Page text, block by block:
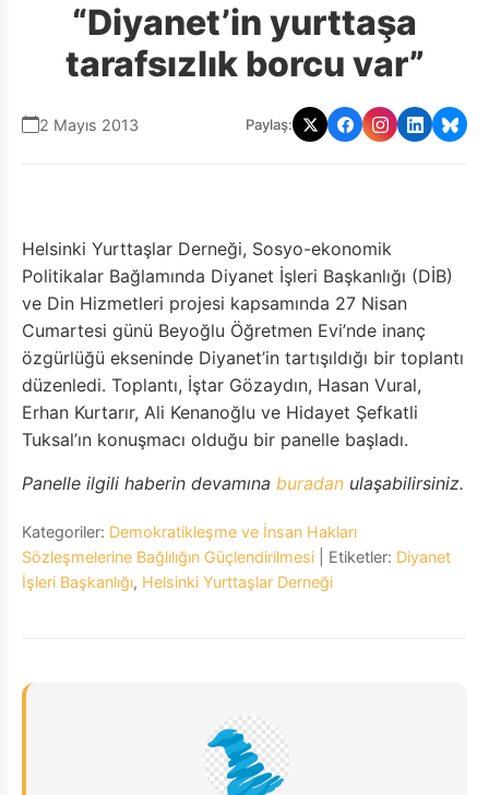
“Diyanet’in yurttaşa
tarafsızlık borcu var”
2 Mayıs 2013 Paylaş:
Helsinki Yurttaşlar Derneği, Sosyo-ekonomik
Politikalar Bağlamında Diyanet İşleri Başkanlığı (DİB)
ve Din Hizmetleri projesi kapsamında 27 Nisan
Cumartesi günü Beyoğlu Öğretmen Evi’nde inanç
özgürlüğü ekseninde Diyanet’in tartışıldığı bir toplantı
düzenledi. Toplantı, İştar Gözaydın, Hasan Vural,
Erhan Kurtarır, Ali Kenanoğlu ve Hidayet Şefkatli
Tuksal’ın konuşmacı olduğu bir panelle başladı.
Panelle ilgili haberin devamına buradan ulaşabilirsiniz.
Kategoriler: Demokratikleşme ve İnsan Hakları
Sözleşmelerine Bağlılığın Güçlendirilmesi | Etiketler: Diyanet
İşleri Başkanlığı, Helsinki Yurttaşlar Derneği